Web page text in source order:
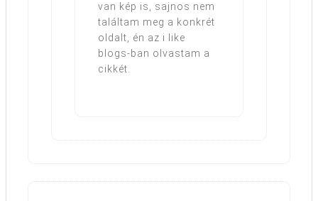
van kép is, sajnos nem
találtam meg a konkrét
oldalt, én az i like
blogs-ban olvastam a
cikkét.